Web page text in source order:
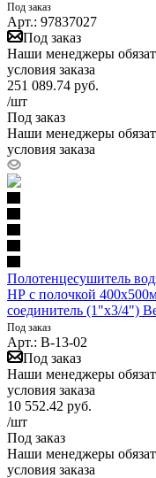
Под заказ
Арт.: 97837027
Под заказ
Наши менеджеры
условия заказа
251 089.74 руб.
/шт
Под заказ
Наши менеджеры
условия заказа
Полотенцесушитель
НР с полочкой
соединитель (1"х3/4")
Под заказ
Арт.: В-13-02
Под заказ
Наши менеджеры
условия заказа
10 552.42 руб.
/шт
Под заказ
Наши менеджеры
условия заказа